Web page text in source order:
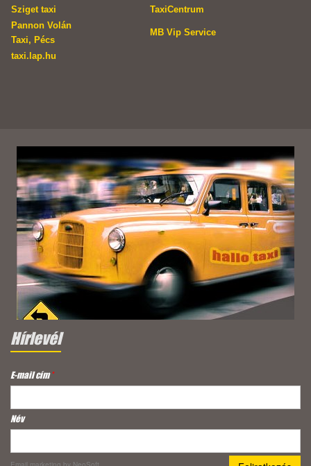
Sziget taxi
TaxiCentrum
Pannon Volán
Taxi, Pécs
MB Vip Service
taxi.lap.hu
Hírlevél
E-mail cím*
Név